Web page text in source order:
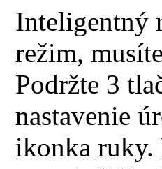
Inteligentný
režim,
Podržte 3
nastavenie
ikonka ruky.